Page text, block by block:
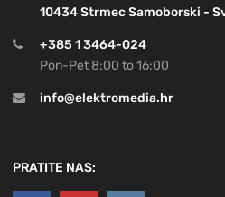
10434 Strmec Samoborski -
+385 1 3464-024
Pon-Pet 8:00 to 16:00
info@elektromedia.hr
PRATITE NAS: